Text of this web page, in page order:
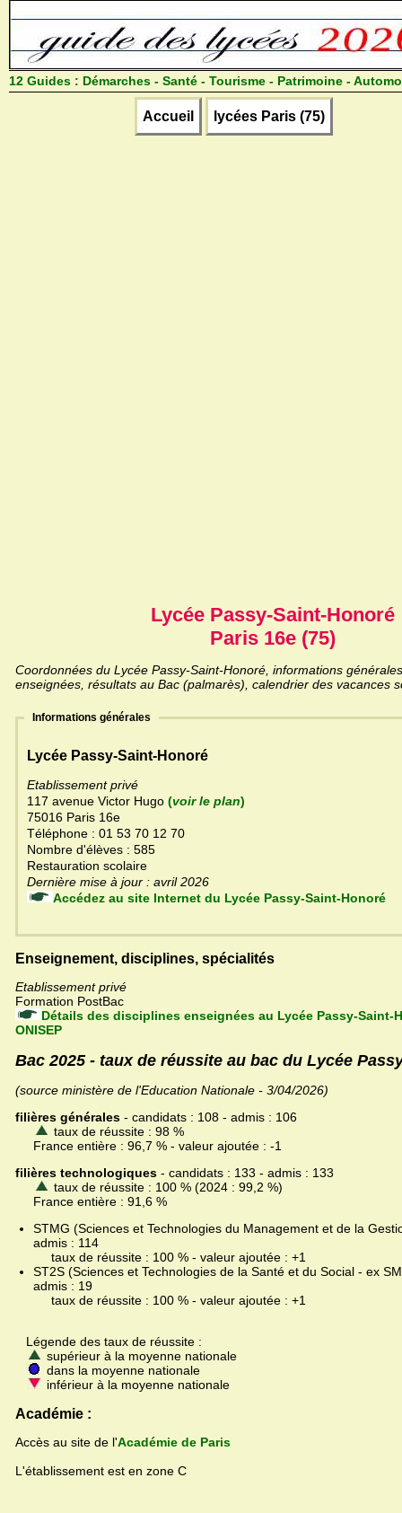
12 Guides : Démarches - Santé - Tourisme - Patrimoine -
Accueil lycées Paris (75)
Lycée Passy-Saint-Honoré
Paris 16e (75)
Coordonnées du Lycée Passy-Saint-Honoré, informations
enseignées, résultats au Bac (palmarès), calendrier des vacances
Informations générales
Lycée Passy-Saint-Honoré
Etablissement privé
117 avenue Victor Hugo (voir le plan)
75016 Paris 16e
Téléphone : 01 53 70 12 70
Nombre d'élèves : 585
Restauration scolaire
Dernière mise à jour : avril 2026
Accédez au site Internet du Lycée Passy-Saint-Honoré
Enseignement, disciplines, spécialités
Etablissement privé
Formation PostBac
Détails des disciplines enseignées au Lycée Passy-Saint-
ONISEP
Bac 2025 - taux de réussite au bac du Lycée
(source ministère de l'Education Nationale - 3/04/2026)
filières générales - candidats : 108 - admis : 106
taux de réussite : 98 %
France entière : 96,7 % - valeur ajoutée : -1
filières technologiques - candidats : 133 - admis : 133
taux de réussite : 100 % (2024 : 99,2 %)
France entière : 91,6 %
STMG (Sciences et Technologies du Management et de la
admis : 114
taux de réussite : 100 % - valeur ajoutée : +1
ST2S (Sciences et Technologies de la Santé et du Social - ex
admis : 19
taux de réussite : 100 % - valeur ajoutée : +1
Légende des taux de réussite :
supérieur à la moyenne nationale
dans la moyenne nationale
inférieur à la moyenne nationale
Académie :
Accès au site de l'Académie de Paris
L'établissement est en zone C